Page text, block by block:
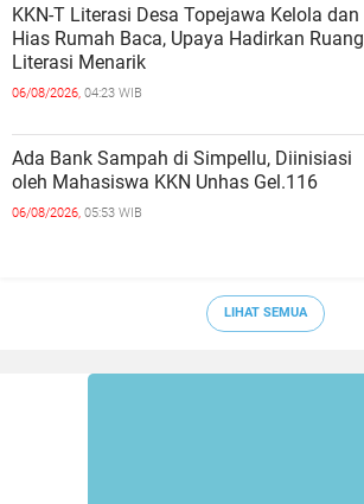
KKN-T Literasi Desa Topejawa Kelola dan
Hias Rumah Baca, Upaya Hadirkan Ruang
Literasi Menarik
06/08/2026, 04:23 WIB
Ada Bank Sampah di Simpellu, Diinisiasi
oleh Mahasiswa KKN Unhas Gel.116
06/08/2026, 05:53 WIB
LIHAT SEMUA